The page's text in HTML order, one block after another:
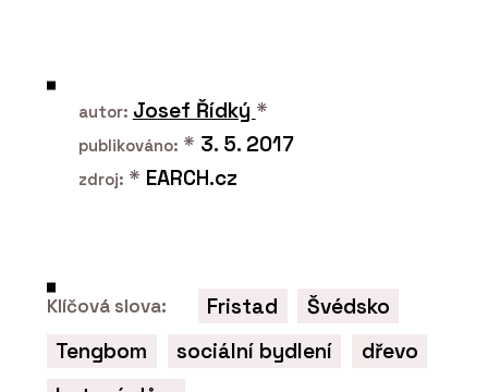
PRODUKTY
autor: Josef Řídký *
publikováno: * 3. 5. 2017
zdroj: * EARCH.cz
Klíčová slova: Fristad
Švédsko
Tengbom
sociální bydlení
dřevo